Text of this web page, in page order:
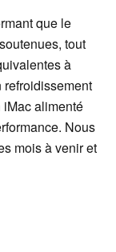
que le
tout
à
iMac alimenté
Nous
mois à venir et